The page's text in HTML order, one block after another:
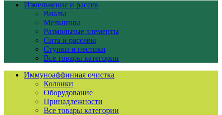
Измельчение и рассев
Виалы
Мельницы
Размольные элементы
Сита и рассевы
Ступки и пестики
Все товары категории
Иммуноаффинная очистка
Колонки
Оборудование
Принадлежности
Все товары категории